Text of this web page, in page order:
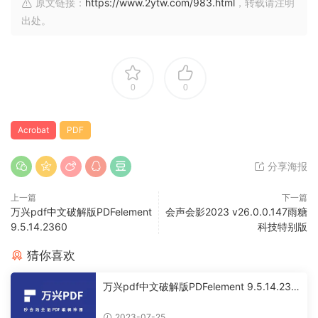
原文链接： https://www.2ytw.com/983.html ，转载请注明
出处。
0 0
Acrobat PDF
分享海报
上一篇
万兴pdf中文破解版PDFelement
9.5.14.2360
下一篇
会声会影2023 v26.0.0.147雨糖
科技特别版
猜你喜欢
万兴pdf中文破解版PDFelement 9.5.14.236